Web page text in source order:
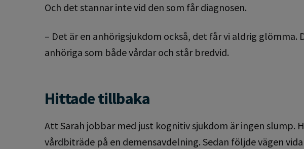
Och det stannar inte vid den som får diagnosen.
– Det är en anhörigsjukdom också, det får vi aldrig
anhöriga som både vårdar och står bredvid.
Hittade tillbaka
Att Sarah jobbar med just kognitiv sjukdom är ingen slump.
vårdbiträde på en demensavdelning. Sedan följde vägen